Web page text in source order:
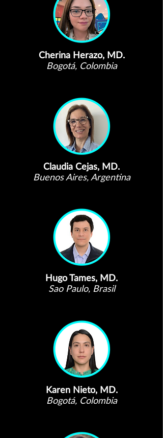
Cherina Herazo, MD.
Bogotá, Colombia
Claudia Cejas, MD.
Buenos Aires, Argentina
Hugo Tames, MD.
Sao Paulo, Brasil
Karen Nieto, MD.
Bogotá, Colombia